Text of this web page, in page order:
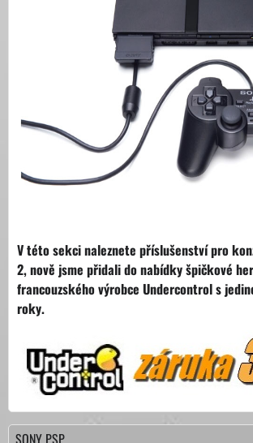
V této sekci naleznete příslušenství pro
2, nově jsme přidali do nabídky špičkové
francouzského výrobce Undercontrol s
roky.
SONY PSP